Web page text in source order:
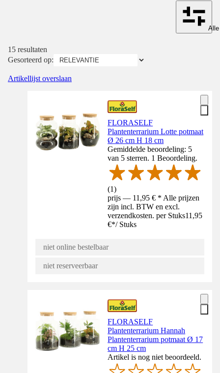
15 resultaten
Gesorteerd op:
Artikellijst overslaan
FLORASELF
Plantenterrarium Lotte potmaat
Ø 26 cm H 18 cm
Gemiddelde beoordeling: 5
van 5 sterren. 1 Beoordeling.
(1)
prijs — 11,95 € * Alle prijzen
zijn incl. BTW en excl.
verzendkosten. per Stuks11,95
€*/ Stuks
niet online bestelbaar
niet reserveerbaar
FLORASELF
Plantenterrarium Hannah
Plantenterrarium potmaat Ø 17
cm H 25 cm
Artikel is nog niet beoordeeld.